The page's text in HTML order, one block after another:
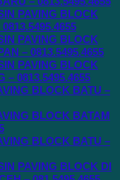
PAVING BLOCK
PAVING BLOCK
– 0813.5495.4655
PAVING BLOCK
– 0813.5495.4655
BLOCK BATU –
BLOCK BATAM
BLOCK BATU –
PAVING BLOCK DI